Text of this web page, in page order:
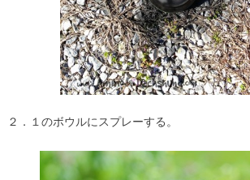
２．１のボウルにスプレーする。